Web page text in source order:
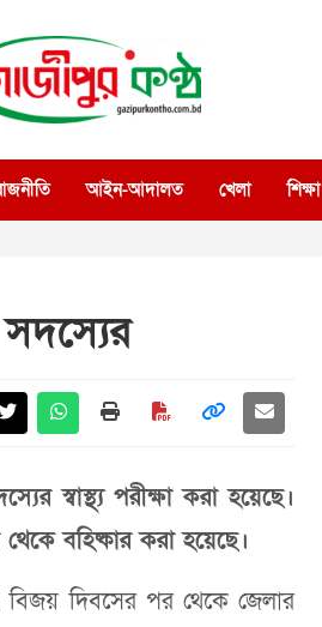
কণ্ঠ
আইন-আদালত খেলা শিক্ষা
স্বাস্থ্য পরীক্ষা করা হয়েছে।
বহিষ্কার করা হয়েছে।
দিবসের পর থেকে জেলার